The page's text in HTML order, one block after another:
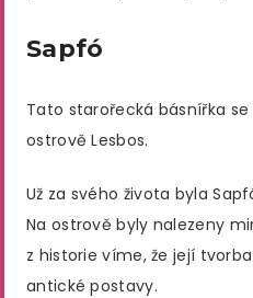
Sapfó
Tato starořecká básnířka
ostrově Lesbos.
Už za svého života byla
Na ostrově byly nalezeny
z historie víme, že její
antické postavy.